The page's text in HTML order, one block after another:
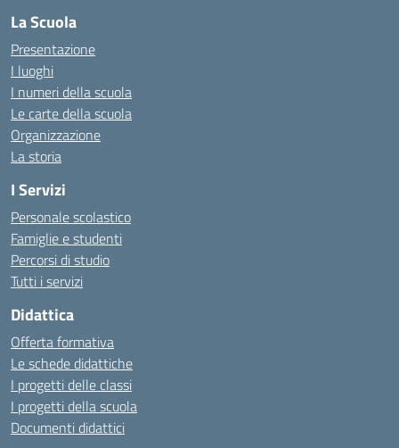
La Scuola
Presentazione
I luoghi
I numeri della scuola
Le carte della scuola
Organizzazione
La storia
I Servizi
Personale scolastico
Famiglie e studenti
Percorsi di studio
Tutti i servizi
Didattica
Offerta formativa
Le schede didattiche
I progetti delle classi
I progetti della scuola
Documenti didattici